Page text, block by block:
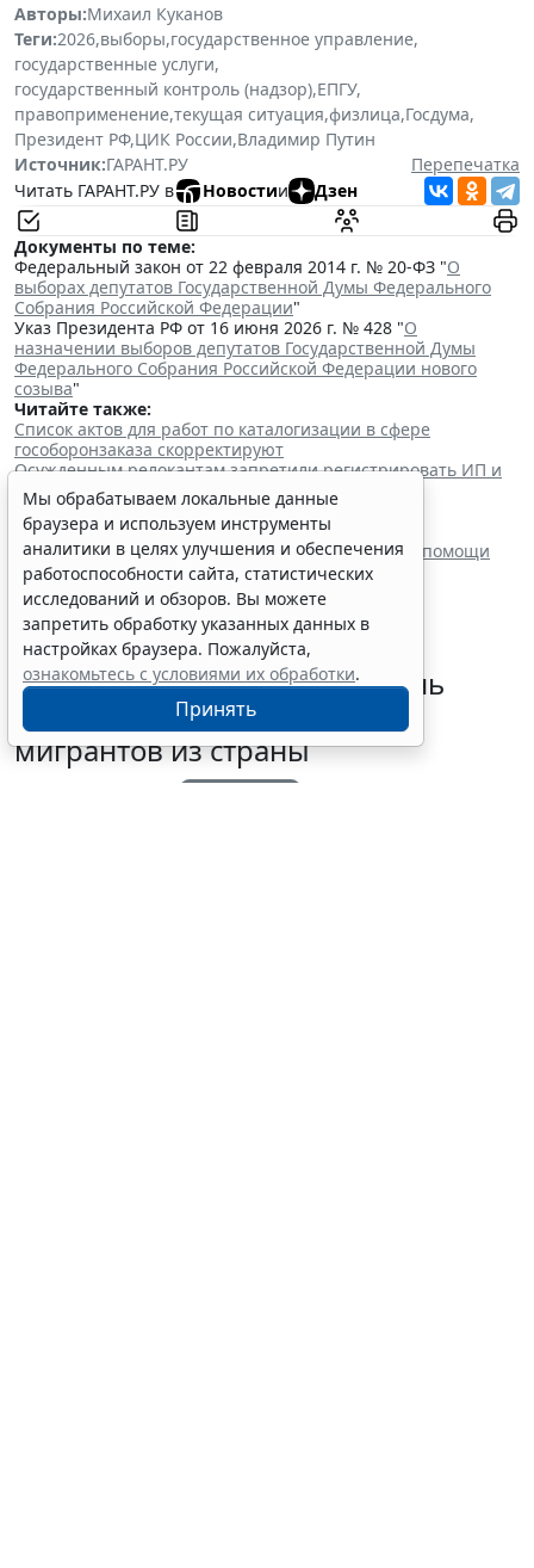
Авторы:Михаил Куканов
Теги:2026,выборы,государственное управление,
государственные услуги,
государственный контроль (надзор),ЕПГУ,
правоприменение,текущая ситуация,физлица,Госдума,
Президент РФ,ЦИК России,Владимир Путин
Источник:ГАРАНТ.РУ
Перепечатка
Читать ГАРАНТ.РУ в
Новостии Дзен
Документы по теме:
Федеральный закон от 22 февраля 2014 г. № 20-ФЗ "О
выборах депутатов Государственной Думы Федерального
Собрания Российской Федерации"
Указ Президента РФ от 16 июня 2026 г. № 428 "О
назначении выборов депутатов Государственной Думы
Федерального Собрания Российской Федерации нового
созыва"
Читайте также:
Список актов для работ по каталогизации в сфере
гособоронзаказа скорректируют
Осужденным релокантам запретили регистрировать ИП и
управлять машиной
Семьям погибших силовиков-участников СВО
гарантировали жилищные выплаты
В России ввели персонифицированный учет медпомощи
ветеранам боевых действий
В России расширили перечень
оснований для выдворения
мигрантов из страны
Мы обрабатываем локальные данные
браузера и используем инструменты
аналитики в целях улучшения и обеспечения
работоспособности сайта, статистических
исследований и обзоров. Вы можете
запретить обработку указанных данных в
настройках браузера. Пожалуйста,
ознакомьтесь с условиями их обработки.
Принять